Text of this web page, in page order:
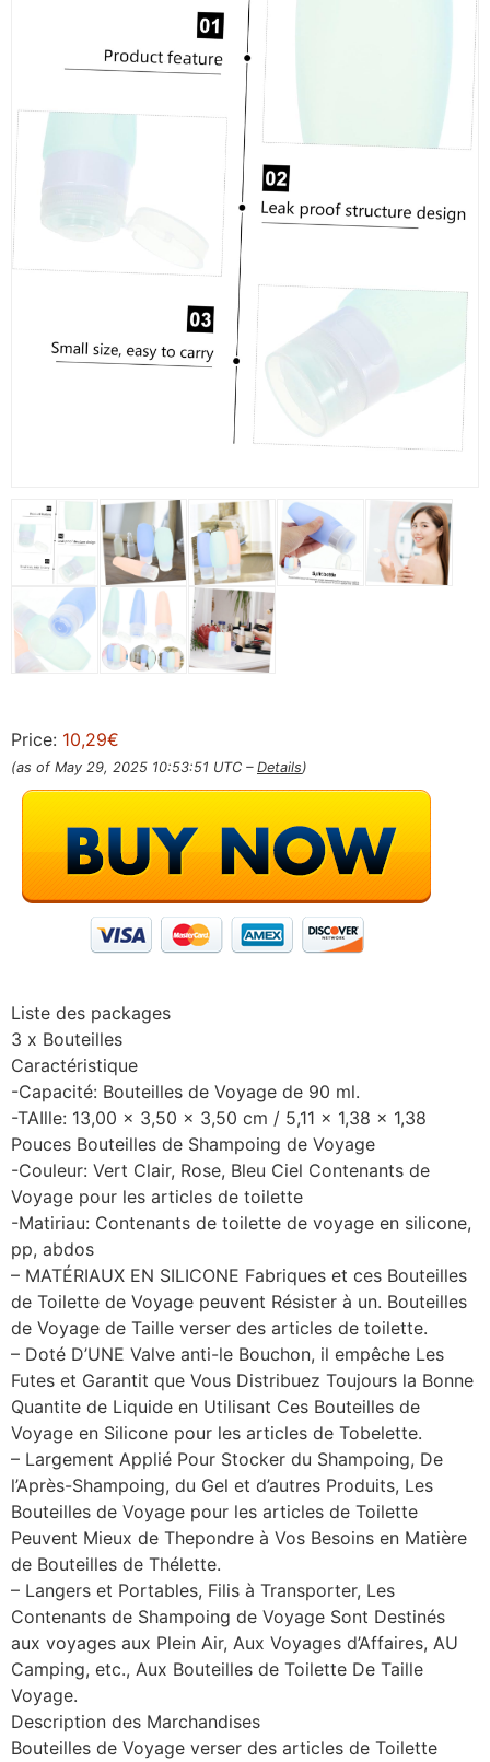
Price: 10,29€
(as of May 29, 2025 10:53:51 UTC – Details)
Liste des packages
3 x Bouteilles
Caractéristique
-Capacité: Bouteilles de Voyage de 90 ml.
-TAIlle: 13,00 x 3,50 x 3,50 cm / 5,11 x 1,38 x 1,38
Pouces Bouteilles de Shampoing de Voyage
-Couleur: Vert Clair, Rose, Bleu Ciel Contenants de
Voyage pour les articles de toilette
-Matiriau: Contenants de toilette de voyage en silicone,
pp, abdos
– MATÉRIAUX EN SILICONE Fabriques et ces Bouteilles
de Toilette de Voyage peuvent Résister à un. Bouteilles
de Voyage de Taille verser des articles de toilette.
– Doté D’UNE Valve anti-le Bouchon, il empêche Les
Futes et Garantit que Vous Distribuez Toujours la Bonne
Quantite de Liquide en Utilisant Ces Bouteilles de
Voyage en Silicone pour les articles de Tobelette.
– Largement Applié Pour Stocker du Shampoing, De
l’Après-Shampoing, du Gel et d’autres Produits, Les
Bouteilles de Voyage pour les articles de Toilette
Peuvent Mieux de Thepondre à Vos Besoins en Matière
de Bouteilles de Thélette.
– Langers et Portables, Filis à Transporter, Les
Contenants de Shampoing de Voyage Sont Destinés
aux voyages aux Plein Air, Aux Voyages d’Affaires, AU
Camping, etc., Aux Bouteilles de Toilette De Taille
Voyage.
Description des Marchandises
Bouteilles de Voyage verser des articles de Toilette